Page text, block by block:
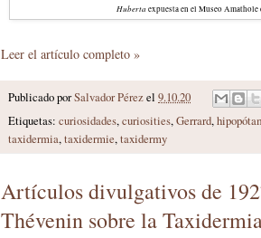
Huberta expuesta en el Museo
Leer el artículo completo »
Publicado porSalvador Pérezel 9.10.20
Etiquetas: curiosidades,curiosities,Gerrard,
taxidermia,taxidermie,taxidermy
Artículos divulgativos de
Thévenin sobre la